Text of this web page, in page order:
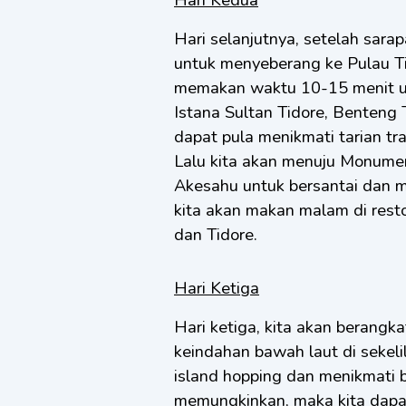
Hari selanjutnya, setelah
untuk menyeberang ke Pulau
memakan waktu 10-15 menit
Istana Sultan Tidore, Benteng
dapat pula menikmati tarian
Lalu kita akan menuju
Akesahu untuk bersantai dan
kita akan makan malam di
dan Tidore.
Hari Ketiga
Hari ketiga, kita akan
keindahan bawah laut di
island hopping dan menikmati
memungkinkan, maka kita